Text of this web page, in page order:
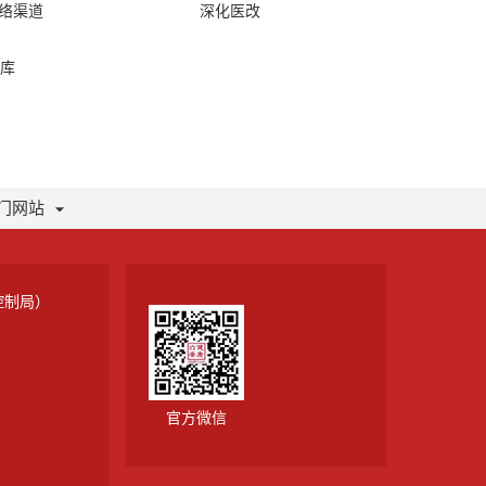
渠道
深化医改
网站
局）
官方微信